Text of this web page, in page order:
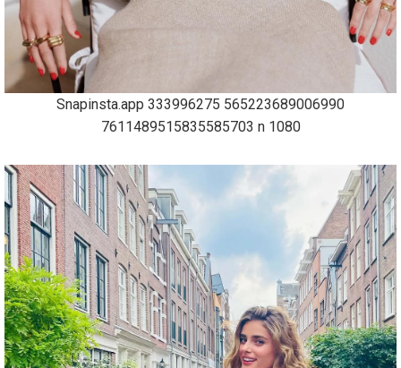
Snapinsta.app 333996275 565223689006990
7611489515835585703 n 1080